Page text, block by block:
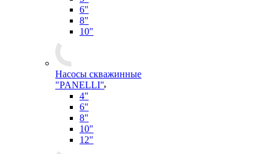
6"
8"
10"
Насосы скважинные
"PANELLI"
4"
6"
8"
10"
12"